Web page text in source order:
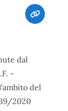
dal
-
del
2020